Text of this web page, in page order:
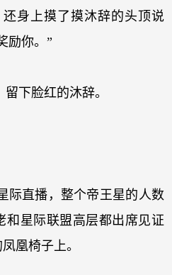
上摸了摸沐辞的头顶说
励你。”
下脸红的沐辞。
直播，整个帝王星的人数
和星际联盟高层都出席见证
凰椅子上。